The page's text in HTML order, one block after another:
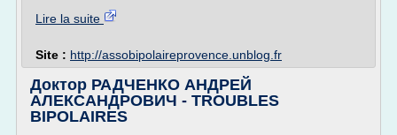
Lire la suite
Site : http://assobipolaireprovence.unblog.fr
Доктор РАДЧЕНКО АНДРЕЙ
АЛЕКСАНДРОВИЧ - TROUBLES
BIPOLAIRES